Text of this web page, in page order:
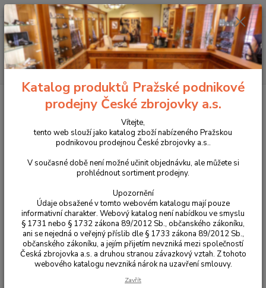
Menu
Hledat
+420 225 375 800
Příslušenství, doplňky a náhradní díly Pro pistole
Ostatní modely
Ostatní modely
Upřesnit parametry
Nejnovější Nejlevnější Nejdražší
Zobrazuji 1-3 z 3
strana z 1
Katalog produktů Pražské podnikové
prodejny České zbrojovky a.s.
Vítejte,
tento web slouží jako katalog zboží nabízeného Pražskou
podnikovou prodejnou České zbrojovky a.s..
V současné době není možné učinit objednávku, ale můžete si
prohlédnout sortiment prodejny.
Upozornění
Údaje obsažené v tomto webovém katalogu mají pouze
informativní charakter. Webový katalog není nabídkou ve smyslu
§ 1731 nebo § 1732 zákona 89/2012 Sb., občanského zákoníku,
ani se nejedná o veřejný příslib dle § 1733 zákona 89/2012 Sb.,
občanského zákoníku, a jejím přijetím nevzniká mezi společností
Česká zbrojovka a.s. a druhou stranou závazkový vztah. Z tohoto
webového katalogu nevzniká nárok na uzavření smlouvy.
Zavřít